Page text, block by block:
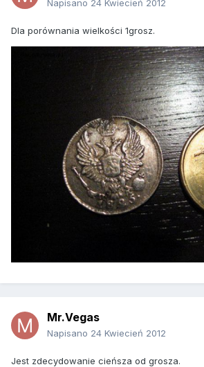
Napisano 24 Kwiecień 2012
Dla porównania wielkości 1grosz.
Mr.Vegas
Napisano 24 Kwiecień 2012
Jest zdecydowanie cieńsza od grosza.